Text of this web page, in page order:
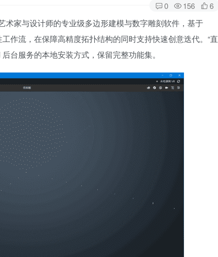
0 156 6
家与设计师的专业级多边形建模与数字雕刻软件，基于
作流，在保障高精度拓扑结构的同时支持快速创意迭代。“直
台服务的本地安装方式，保留完整功能集。